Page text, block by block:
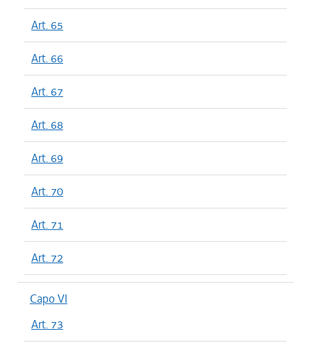
Art. 65
Art. 66
Art. 67
Art. 68
Art. 69
Art. 70
Art. 71
Art. 72
Capo VI
Art. 73